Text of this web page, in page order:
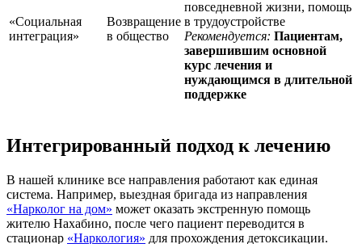
«Социальная
интеграция»
Возвращение
в общество
повседневной жизни, помощь
в трудоустройстве
Рекомендуется: Пациентам,
завершившим основной
курс лечения и
нуждающимся в длительной
поддержке
Интегрированный подход к лечению
В нашей клинике все направления работают как единая
система. Например, выездная бригада из направления
«Нарколог на дом» может оказать экстренную помощь
жителю Нахабино, после чего пациент переводится в
стационар «Наркология» для прохождения детоксикации.